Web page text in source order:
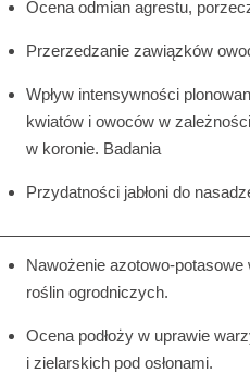
Ocena odmian agrestu,
Przerzedzanie zawiązków
Wpływ intensywności
kwiatów i owoców w
w koronie. Badania
Przydatności jabłoni do
Nawożenie azotowo-
roślin ogrodniczych.
Ocena podłoży w uprawie
i zielarskich pod osłonami.